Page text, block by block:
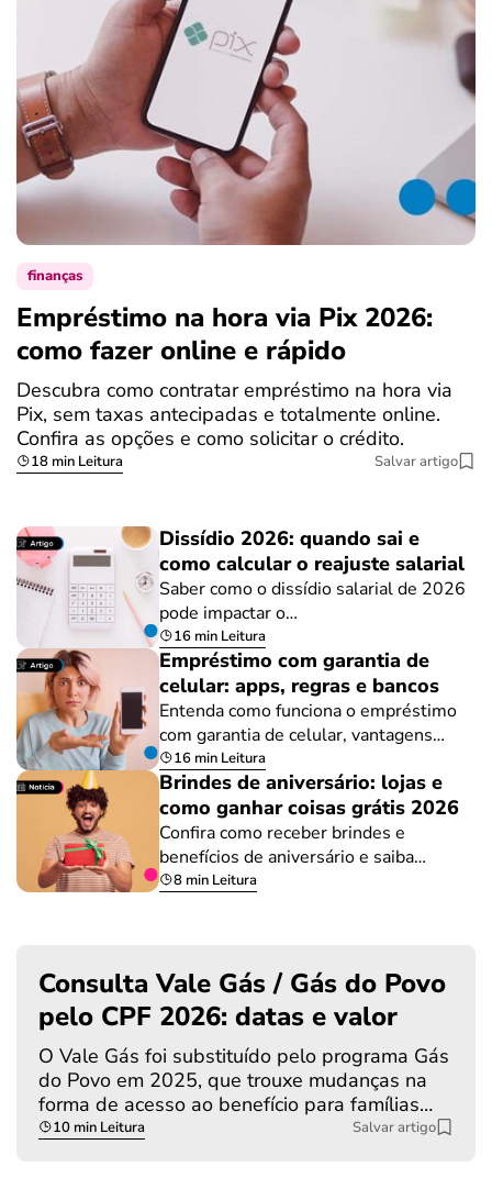
finanças
Empréstimo na hora via Pix 2026:
como fazer online e rápido
Descubra como contratar empréstimo na hora via
Pix, sem taxas antecipadas e totalmente online.
Confira as opções e como solicitar o crédito.
18 min Leitura Salvar artigo
Dissídio 2026: quando sai e
como calcular o reajuste salarial
Saber como o dissídio salarial de 2026
pode impactar o…
16 min Leitura
Empréstimo com garantia de
celular: apps, regras e bancos
Entenda como funciona o empréstimo
com garantia de celular, vantagens…
16 min Leitura
Brindes de aniversário: lojas e
como ganhar coisas grátis 2026
Confira como receber brindes e
benefícios de aniversário e saiba…
8 min Leitura
Consulta Vale Gás / Gás do Povo
pelo CPF 2026: datas e valor
O Vale Gás foi substituído pelo programa Gás
do Povo em 2025, que trouxe mudanças na
forma de acesso ao benefício para famílias…
10 min Leitura Salvar artigo